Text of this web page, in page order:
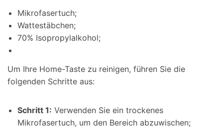
Mikrofasertuch;
Wattestäbchen;
70% Isopropylalkohol;
Um Ihre Home-Taste zu reinigen, führen Sie die
folgenden Schritte aus:
Schritt 1: Verwenden Sie ein trockenes
Mikrofasertuch, um den Bereich abzuwischen;